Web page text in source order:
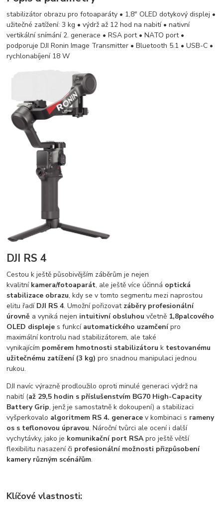
stabilizátor obrazu pro fotoaparáty • 1,8" OLED dotykový displej •
užitečné zatížení: 3 kg • výdrž až 12 hod na nabití • nativní
vertikální snímání 2. generace • RSA port • NATO port •
podporuje DJI Ronin Image Transmitter • Bluetooth 5.1 • USB-C •
rychlonabíjení 18 W
DJI RS 4
Cestou k ještě působivějším záběrům je nejen
kvalitní kamera/fotoaparát, ale ještě více účinná optická
stabilizace obrazu, kdy se v tomto segmentu mezi naprostou
elitu řadí DJI RS 4. Umožní pořizovat záběry profesionální
úrovně a vyniká nejen intuitivní obsluhou včetně 1,8palcového
OLED displeje s funkcí automatického uzamčenípro
maximální kontrolu nad stabilizátorem, ale také
vynikajícím poměrem hmotnosti stabilizátoru k testovanému
užitečnému zatížení (3 kg) pro snadnou manipulaci jednou
rukou.
DJI navíc výrazně prodloužilo oproti minulé generaci výdrž na
nabití (až 29,5 hodin s příslušenstvím BG70 High-Capacity
Battery Grip, jenž je samostatně k dokoupení) a stabilizaci
vyšperkovalo algoritmem RS 4. generace v kombinaci s rameny
os s teflonovou úpravou. Nároční tvůrci ale ocení i další
vychytávky, jako je komunikační port RSApro ještě větší
flexibilitu nasazení či profesionální možnosti přizpůsobení
kamery různým scénářům.
Klíčové vlastnosti: